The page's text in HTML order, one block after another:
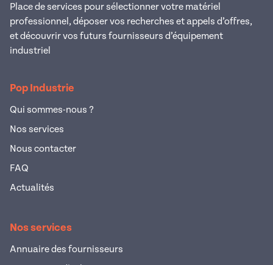
Place de services pour sélectionner votre matériel
professionnel, déposer vos recherches et appels d’offres,
et découvrir vos futurs fournisseurs d’équipement
industriel
Pop Industrie
Qui sommes-nous ?
Nos services
Nous contacter
FAQ
Actualités
Nos services
Annuaire des fournisseurs